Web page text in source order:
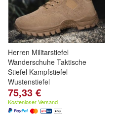
Herren Militarstiefel
Wanderschuhe Taktische
Stiefel Kampfstiefel
Wustenstiefel
75,33 €
Kostenloser Versand